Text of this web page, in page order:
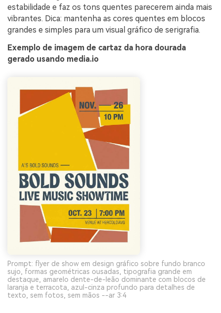
estabilidade e faz os tons quentes parecerem ainda mais
vibrantes. Dica: mantenha as cores quentes em blocos
grandes e simples para um visual gráfico de serigrafia.
Exemplo de imagem de cartaz da hora dourada
gerado usando media.io
Prompt: flyer de show em design gráfico sobre fundo branco
sujo, formas geométricas ousadas, tipografia grande em
destaque, amarelo dente-de-leão dominante com blocos de
laranja e terracota, azul-cinza profundo para detalhes de
texto, sem fotos, sem mãos --ar 3:4